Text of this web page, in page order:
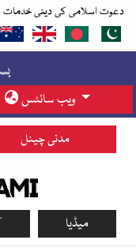
دعوت اسلامی کی دینی خدمات
ویب سائٹس
مدنی چینل
میڈیا